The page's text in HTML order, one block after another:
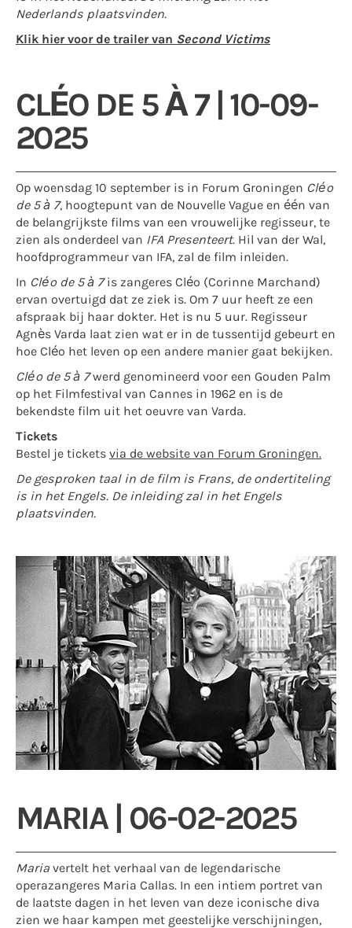
Nederlands plaatsvinden.
Klik hier voor de trailer van Second Victims
CLÉO DE 5 À 7 | 10-09-
2025
Op woensdag 10 september is in Forum Groningen Cléo
de 5 à 7, hoogtepunt van de Nouvelle Vague en één van
de belangrijkste films van een vrouwelijke regisseur, te
zien als onderdeel van IFA Presenteert. Hil van der Wal,
hoofdprogrammeur van IFA, zal de film inleiden.
In Cléo de 5 à 7is zangeres Cléo (Corinne Marchand)
ervan overtuigd dat ze ziek is. Om 7 uur heeft ze een
afspraak bij haar dokter. Het is nu 5 uur. Regisseur
Agnès Varda laat zien wat er in de tussentijd gebeurt en
hoe Cléo het leven op een andere manier gaat bekijken.
Cléo de 5 à 7werd genomineerd voor een Gouden Palm
op het Filmfestival van Cannes in 1962 en is de
bekendste film uit het oeuvre van Varda.
Tickets
Bestel je tickets via de website van Forum Groningen.
De gesproken taal in de film is Frans, de ondertiteling
is in het Engels. De inleiding zal in het Engels
plaatsvinden.
MARIA | 06-02-2025
Maria vertelt het verhaal van de legendarische
operazangeres Maria Callas. In een intiem portret van
de laatste dagen in het leven van deze iconische diva
zien we haar kampen met geestelijke verschijningen,